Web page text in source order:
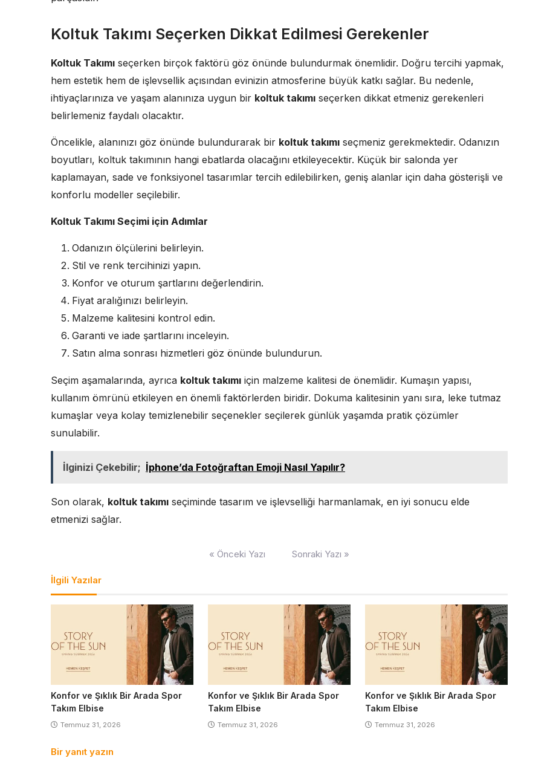
Koltuk Takımı Seçerken Dikkat Edilmesi Gerekenler
Koltuk Takımı seçerken birçok faktörü göz önünde bulundurmak önemlidir. Doğru tercihi yapmak,
hem estetik hem de işlevsellik açısından evinizin atmosferine büyük katkı sağlar. Bu nedenle,
ihtiyaçlarınıza ve yaşam alanınıza uygun bir koltuk takımı seçerken dikkat etmeniz gerekenleri
belirlemeniz faydalı olacaktır.
Öncelikle, alanınızı göz önünde bulundurarak bir koltuk takımı seçmeniz gerekmektedir. Odanızın
boyutları, koltuk takımının hangi ebatlarda olacağını etkileyecektir. Küçük bir salonda yer
kaplamayan, sade ve fonksiyonel tasarımlar tercih edilebilirken, geniş alanlar için daha gösterişli ve
konforlu modeller seçilebilir.
Koltuk Takımı Seçimi için Adımlar
Odanızın ölçülerini belirleyin.
Stil ve renk tercihinizi yapın.
Konfor ve oturum şartlarını değerlendirin.
Fiyat aralığınızı belirleyin.
Malzeme kalitesini kontrol edin.
Garanti ve iade şartlarını inceleyin.
Satın alma sonrası hizmetleri göz önünde bulundurun.
Seçim aşamalarında, ayrıca koltuk takımı için malzeme kalitesi de önemlidir. Kumaşın yapısı,
kullanım ömrünü etkileyen en önemli faktörlerden biridir. Dokuma kalitesinin yanı sıra, leke tutmaz
kumaşlar veya kolay temizlenebilir seçenekler seçilerek günlük yaşamda pratik çözümler
sunulabilir.
İlginizi Çekebilir; İphone’da Fotoğraftan Emoji Nasıl Yapılır?
Son olarak, koltuk takımı seçiminde tasarım ve işlevselliği harmanlamak, en iyi sonucu elde
etmenizi sağlar.
« Önceki Yazı Sonraki Yazı »
İlgili Yazılar
Konfor ve Şıklık Bir Arada Spor
Takım Elbise
Temmuz 31, 2026
Konfor ve Şıklık Bir Arada Spor
Takım Elbise
Temmuz 31, 2026
Konfor ve Şıklık Bir Arada Spor
Takım Elbise
Temmuz 31, 2026
Bir yanıt yazın